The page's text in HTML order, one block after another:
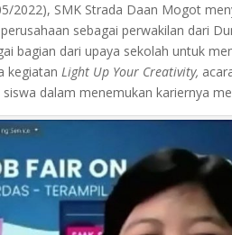
2022), SMK Strada Daan Mogot
sebagai perwakilan dari
bagian dari upaya sekolah untuk
kegiatanLight Up Your Creativity,
dalam menemukan kariernya